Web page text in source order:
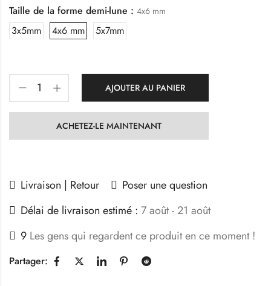
Taille de la forme demi-lune : 4x6 mm
3x5mm 4x6 mm 5x7mm
AJOUTER AU PANIER
ACHETEZ-LE MAINTENANT
Livraison | Retour
Poser une question
Délai de livraison estimé : 7 août - 21 août
9 Les gens qui regardent ce produit en ce moment !
Partager: